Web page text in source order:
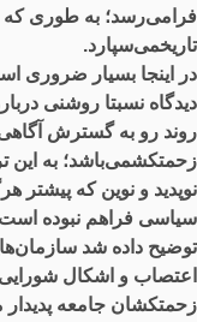
فرامی‌رسد؛ به طوری که
تاریخمی‌سپارد.
در اینجا بسیار ضروری
دیدگاه نسبتا روشنی
روند رو به گسترش
زحمتکشمی‌باشد؛ به این
نوپدید و نوین که پیشتر
سیاسی فراهم نبوده
توضیح داده شد
اعتصاب و اشکال
زحمتکشان جامعه پدیدار